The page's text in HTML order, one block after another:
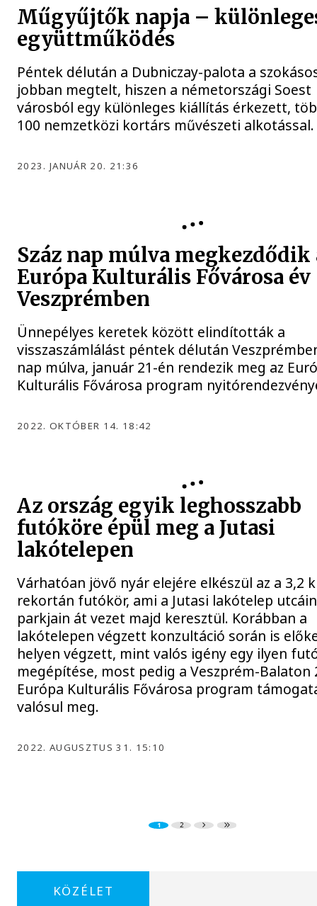
Műgyűjtők napja –
együttműködés
Péntek délután a Dubniczay-palota a
jobban megtelt, hiszen a németországi Soest
városból egy különleges kiállítás érkezett,
100 nemzetközi kortárs művészeti alkotással.
2023. JANUÁR 20. 21:36
Száz nap múlva megkezdődik
Európa Kulturális Fővárosa év
Veszprémben
Ünnepélyes keretek között elindították a
visszaszámlálást péntek délután
nap múlva, január 21-én rendezik meg az
Kulturális Fővárosa program
2022. OKTÓBER 14. 18:42
Az ország egyik leghosszabb
futóköre épül meg a Jutasi
lakótelepen
Várhatóan jövő nyár elejére elkészül az a 3,2
rekortán futókör, ami a Jutasi lakótelep
parkjain át vezet majd keresztül. Korábban a
lakótelepen végzett konzultáció során is
helyen végzett, mint valós igény egy ilyen
megépítése, most pedig a Veszprém-Balaton
Európa Kulturális Fővárosa program
valósul meg.
2022. AUGUSZTUS 31. 15:10
1 2
KÖZÉLET